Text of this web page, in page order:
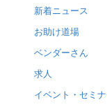
新着ニュース
お助け道場
ベンダーさん
求人
イベント・セミ